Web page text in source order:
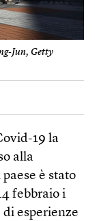
Jun, Getty
19 la
alla
è stato
febbraio i
di esperienze